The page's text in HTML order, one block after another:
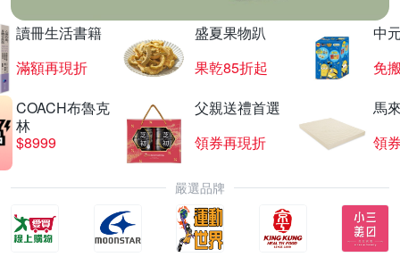
讀冊生活書籍
滿額再現折
盛夏果物趴
果乾85折起
中
免
COACH布魯克
林
$8999
父親送禮首選
領券再現折
馬
領
嚴選品牌